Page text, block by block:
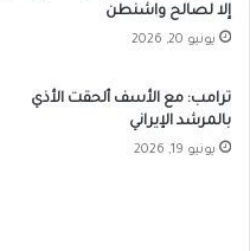
إلا لصالح واشنطن
يونيو 20, 2026
ترامب: مع الأسف ألحقت الأذي
بالمرشد الإيراني
يونيو 19, 2026